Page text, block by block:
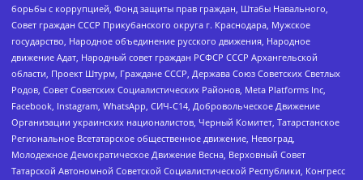
борьбы с коррупцией, Фонд защиты прав граждан, Штабы Навального,
Совет граждан СССР Прикубанского округа г. Краснодара, Мужское
государство, Народное объединение русского движения, Народное
движение Адат, Народный совет граждан РСФСР СССР Архангельской
области, Проект Штурм, Граждане СССР, Держава Союз Советских Светлых
Родов, Совет Советских Социалистических Районов, Meta Platforms Inc,
Facebook, Instagram, WhatsApp, СИЧ-С14, Добровольческое Движение
Организации украинских националистов, Черный Комитет, Татарстанское
Региональное Всетатарское общественное движение, Невоград,
Молодежное Демократическое Движение Весна, Верховный Совет
Татарской Автономной Советской Социалистической Республики, Конгресс